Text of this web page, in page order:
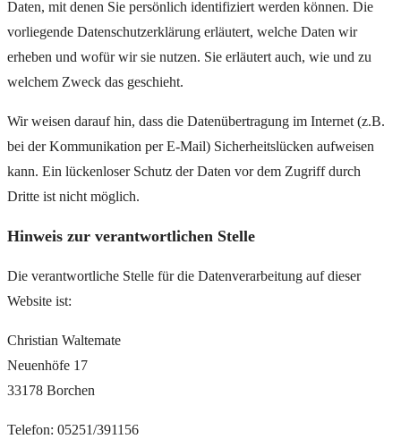
Daten, mit denen Sie persönlich identifiziert werden können. Die
vorliegende Datenschutzerklärung erläutert, welche Daten wir
erheben und wofür wir sie nutzen. Sie erläutert auch, wie und zu
welchem Zweck das geschieht.
Wir weisen darauf hin, dass die Datenübertragung im Internet (z.B.
bei der Kommunikation per E-Mail) Sicherheitslücken aufweisen
kann. Ein lückenloser Schutz der Daten vor dem Zugriff durch
Dritte ist nicht möglich.
Hinweis zur verantwortlichen Stelle
Die verantwortliche Stelle für die Datenverarbeitung auf dieser
Website ist:
Christian Waltemate
Neuenhöfe 17
33178 Borchen
Telefon: 05251/391156